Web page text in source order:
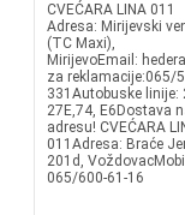
CVEĆARA LINA 011
Adresa: Mirijevski
(TC Maxi),
MirijevoEmail:
za reklamacije:065/
331Autobuske linije:
27E,74, E6Dostava
adresu! CVEĆARA
011Adresa: Braće
201d,
065/600-61-16